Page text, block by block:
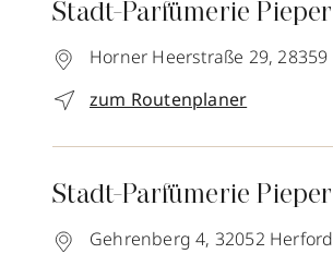
Stadt-Parfümerie Pieper
Horner Heerstraße 29, 28359
zum Routenplaner
Stadt-Parfümerie Pieper
Gehrenberg 4, 32052 Herford